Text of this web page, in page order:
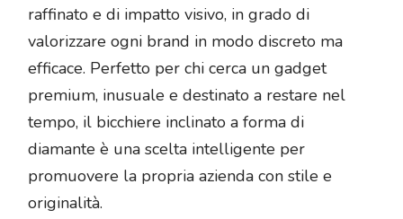
raffinato e di impatto visivo, in grado di
valorizzare ogni brand in modo discreto ma
efficace. Perfetto per chi cerca un gadget
premium, inusuale e destinato a restare nel
tempo, il bicchiere inclinato a forma di
diamante è una scelta intelligente per
promuovere la propria azienda con stile e
originalità.